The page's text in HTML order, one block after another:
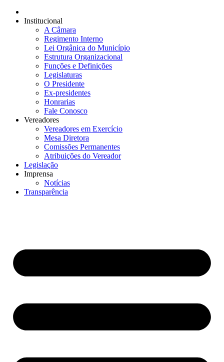
Institucional
A Câmara
Regimento Interno
Lei Orgânica do Município
Estrutura Organizacional
Funções e Definições
Legislaturas
O Presidente
Ex-presidentes
Honrarias
Fale Conosco
Vereadores
Vereadores em Exercício
Mesa Diretora
Comissões Permanentes
Atribuições do Vereador
Legislação
Imprensa
Notícias
Transparência